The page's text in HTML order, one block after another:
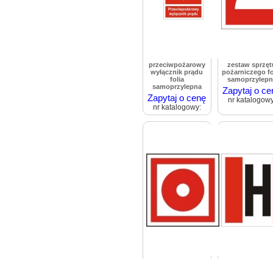
przeciwpożarowy
wyłącznik prądu
folia
samoprzylepna
Zapytaj o cenę
nr katalogowy:
zestaw
pożarniczego
Zapytaj o
nr